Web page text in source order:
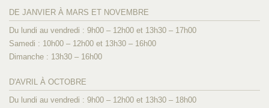
DE JANVIER À MARS ET NOVEMBRE
Du lundi au vendredi : 9h00 – 12h00 et 13h30 – 17h00
Samedi : 10h00 – 12h00 et 13h30 – 16h00
Dimanche : 13h30 – 16h00
D'AVRIL À OCTOBRE
Du lundi au vendredi : 9h00 – 12h00 et 13h30 – 18h00